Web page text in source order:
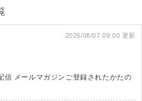
2026/08/07 09:00 更新
信 メールマガジンご登録されたかたの